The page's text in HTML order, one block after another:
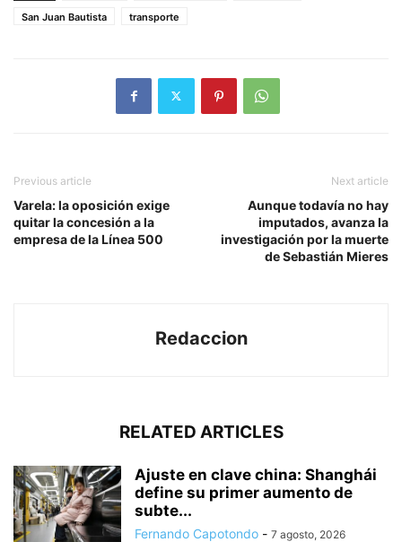
San Juan Bautista
transporte
Previous article
Varela: la oposición exige
quitar la concesión a la
empresa de la Línea 500
Next article
Aunque todavía no hay
imputados, avanza la
investigación por la muerte
de Sebastián Mieres
Redaccion
RELATED ARTICLES
Ajuste en clave china: Shanghái
define su primer aumento de
subte...
Fernando Capotondo - 7 agosto, 2026